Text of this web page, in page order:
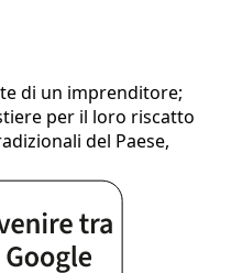
di un imprenditore;
per il loro riscatto
del Paese,